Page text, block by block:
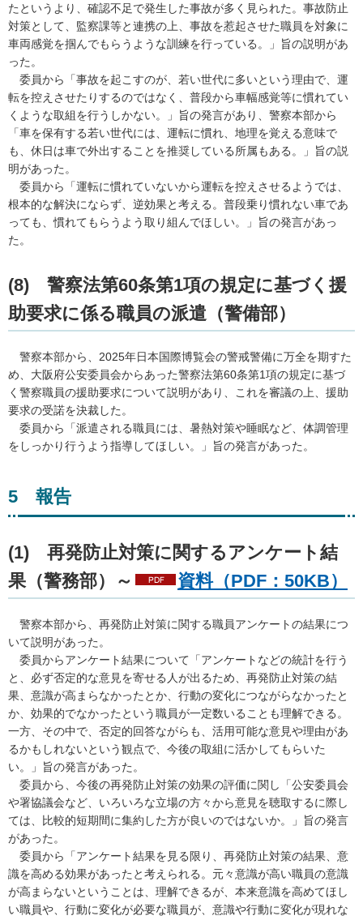
たというより、確認不足で発生した事故が多く見られた。事故防止
対策として、監察課等と連携の上、事故を惹起させた職員を対象に
車両感覚を掴んでもらうような訓練を行っている。」旨の説明があ
った。
委員から「事故を起こすのが、若い世代に多いという理由で、運
転を控えさせたりするのではなく、普段から車幅感覚等に慣れてい
くような取組を行うしかない。」旨の発言があり、警察本部から
「車を保有する若い世代には、運転に慣れ、地理を覚える意味で
も、休日は車で外出することを推奨している所属もある。」旨の説
明があった。
委員から「運転に慣れていないから運転を控えさせるようでは、
根本的な解決にならず、逆効果と考える。普段乗り慣れない車であ
っても、慣れてもらうよう取り組んでほしい。」旨の発言があっ
た。
(8) 警察法第60条第1項の規定に基づく援
助要求に係る職員の派遣（警備部）
警察本部から、2025年日本国際博覧会の警戒警備に万全を期すた
め、大阪府公安委員会からあった警察法第60条第1項の規定に基づ
く警察職員の援助要求について説明があり、これを審議の上、援助
要求の受諾を決裁した。
委員から「派遣される職員には、暑熱対策や睡眠など、体調管理
をしっかり行うよう指導してほしい。」旨の発言があった。
5 報告
(1) 再発防止対策に関するアンケート結
果（警務部）～
資料（PDF：50KB）
警察本部から、再発防止対策に関する職員アンケートの結果につ
いて説明があった。
委員からアンケート結果について「アンケートなどの統計を行う
と、必ず否定的な意見を寄せる人が出るため、再発防止対策の結
果、意識が高まらなかったとか、行動の変化につながらなかったと
か、効果的でなかったという職員が一定数いることも理解できる。
一方、その中で、否定的回答ながらも、活用可能な意見や理由があ
るかもしれないという観点で、今後の取組に活かしてもらいた
い。」旨の発言があった。
委員から、今後の再発防止対策の効果の評価に関し「公安委員会
や署協議会など、いろいろな立場の方々から意見を聴取するに際し
ては、比較的短期間に集約した方が良いのではないか。」旨の発言
があった。
委員から「アンケート結果を見る限り、再発防止対策の結果、意
識を高める効果があったと考えられる。元々意識が高い職員の意識
が高まらないということは、理解できるが、本来意識を高めてほし
い職員や、行動に変化が必要な職員が、意識や行動に変化が現れな